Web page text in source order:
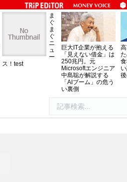
ま
ぐ
ま
ぐ
ニ
ュ
ー
ス！test
巨大IT企業が抱える
「見えない借金」は
250兆円。元
Microsoftエンジニア
中島聡が解説する
「AIブーム」の危う
い裏側